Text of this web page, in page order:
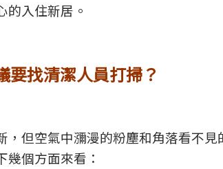
的入住新居。
要找清潔人員打掃？
，但空氣中瀰漫的粉塵和角落看不
個方面來看：